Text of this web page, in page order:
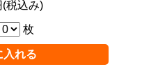
(税込み)
枚